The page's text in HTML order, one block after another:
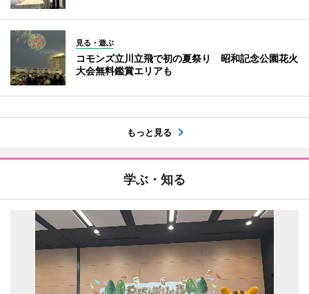
見る・遊ぶ
コモンズ立川立飛で初の夏祭り 昭和記念公園花火
大会無料鑑賞エリアも
もっと見る
学ぶ・知る